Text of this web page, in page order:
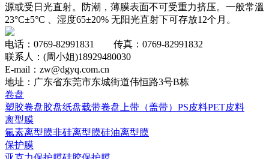
源或受日光直射。防潮，薄膜表面不可受重力挤压。一般常溫
23°C±5°C 、湿度65±20% 无阳光直射下可存放12个月。
电话：0769-82991831 传真：0769-82991832
联系人：(周小姐)18929480030
E-mail：zw@dgyq.com.cn
地址：广东省东莞市东城街道伟恒路3号B栋
卷盘
塑胶卷盘胶盘纸盘载带卷盘 上带（盖带） PS皮料PET皮料
离型膜
氟素离型膜非硅离型膜硅油离型膜
保护膜